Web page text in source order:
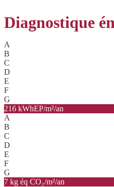
Diagnostique
A
B
C
D
E
F
G
216 kWhEP/m²/an
A
B
C
D
E
F
G
7 kg éq CO₂/m²/an